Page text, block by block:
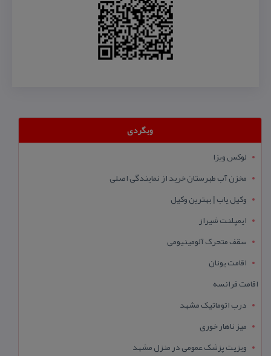
وبگردی
لوکس ویزا
مخزن آب طبرستان خرید از نمایندگی اصلی
وکیل یاب | بهترین وکیل
ایمپلنت شیراز
سقف متحرک آلومینیومی
اقامت یونان
اقامت فرانسه
درب اتوماتیک مشهد
میز ناهار خوری
ویزیت پزشک عمومی در منزل مشهد